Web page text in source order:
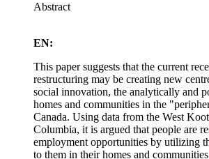
Abstract
EN:
This paper suggests that the current
restructuring may be creating new
social innovation, the analytically and
homes and communities in the
Canada. Using data from the West
Columbia, it is argued that people are
employment opportunities by utilizing
to them in their homes and